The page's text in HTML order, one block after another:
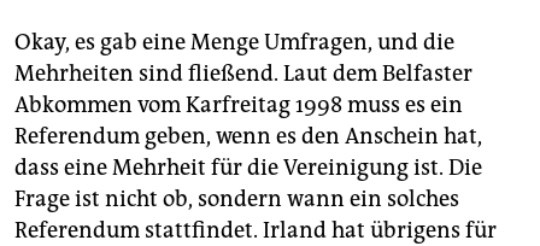
Kraft werden, da das protestantische Lager
zerstritten ist, und würde dann den Regierungschef
stellen.
Denkbar ist also, dass ab 2024 Sinn Féin erstmals
sowohl in Dublin als auch in Belfast regiert.
Okay, es gab eine Menge Umfragen, und die
Mehrheiten sind fließend. Laut dem Belfaster
Abkommen vom Karfreitag 1998 muss es ein
Referendum geben, wenn es den Anschein hat,
dass eine Mehrheit für die Vereinigung ist. Die
Frage ist nicht ob, sondern wann ein solches
Referendum stattfindet. Irland hat übrigens für